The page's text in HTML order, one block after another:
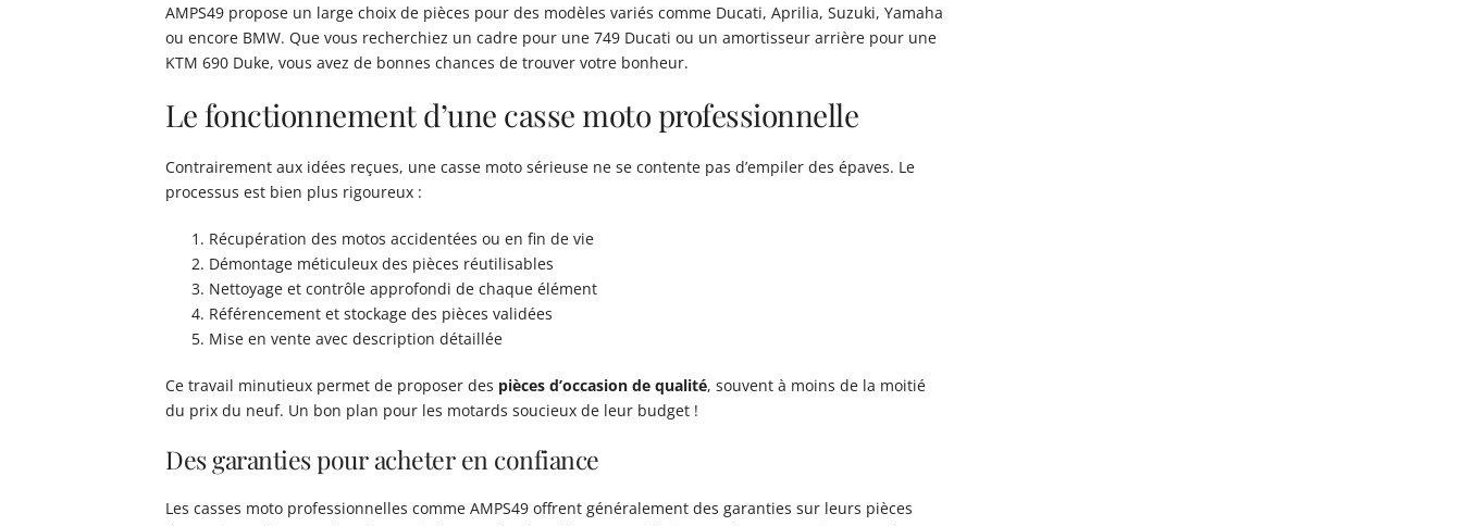
AMPS49 propose un large choix de pièces pour des modèles variés comme Ducati, Aprilia, Suzuki, Yamaha
ou encore BMW. Que vous recherchiez un cadre pour une 749 Ducati ou un amortisseur arrière pour une
KTM 690 Duke, vous avez de bonnes chances de trouver votre bonheur.
Le fonctionnement d’une casse moto professionnelle
Contrairement aux idées reçues, une casse moto sérieuse ne se contente pas d’empiler des épaves. Le
processus est bien plus rigoureux :
Récupération des motos accidentées ou en fin de vie
Démontage méticuleux des pièces réutilisables
Nettoyage et contrôle approfondi de chaque élément
Référencement et stockage des pièces validées
Mise en vente avec description détaillée
Ce travail minutieux permet de proposer des pièces d’occasion de qualité, souvent à moins de la moitié
du prix du neuf. Un bon plan pour les motards soucieux de leur budget !
Des garanties pour acheter en confiance
Les casses moto professionnelles comme AMPS49 offrent généralement des garanties sur leurs pièces